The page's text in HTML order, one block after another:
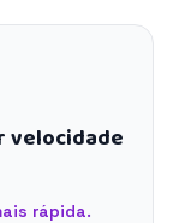
velocidade
rápida.